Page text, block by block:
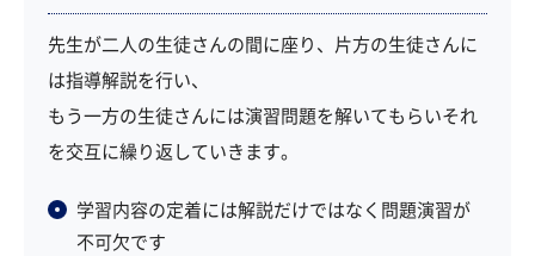
先生が二人の生徒さんの間に座り、片方の生徒さんに
は指導解説を行い、
もう一方の生徒さんには演習問題を解いてもらいそれ
を交互に繰り返していきます。
学習内容の定着には解説だけではなく問題演習が
不可欠です